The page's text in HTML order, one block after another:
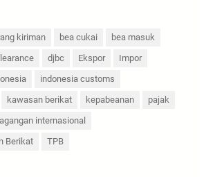
kiriman bea cukai
bea masuk
djbc Ekspor
Impor
indonesia customs
kawasan berikat kepabeanan
pajak
internasional
Berikat
TPB